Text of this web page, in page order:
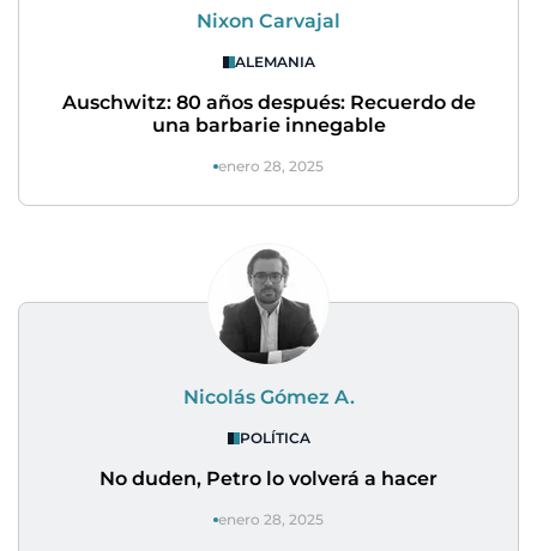
Nixon Carvajal
ALEMANIA
Auschwitz: 80 años después: Recuerdo de
una barbarie innegable
enero 28, 2025
Nicolás Gómez A.
POLÍTICA
No duden, Petro lo volverá a hacer
enero 28, 2025